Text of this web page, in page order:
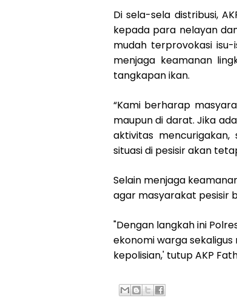
Di sela-sela distribusi,
kepada para nelayan
mudah terprovokasi
menjaga keamanan
tangkapan ikan.
“Kami berharap
maupun di darat. Jika
aktivitas
situasi di pesisir akan
Selain menjaga
agar masyarakat pesisir
"Dengan langkah ini
ekonomi warga
kepolisian,' tutup AKP